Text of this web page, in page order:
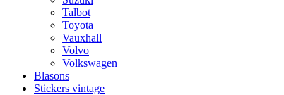
Talbot
Toyota
Vauxhall
Volvo
Volkswagen
Blasons
Stickers vintage